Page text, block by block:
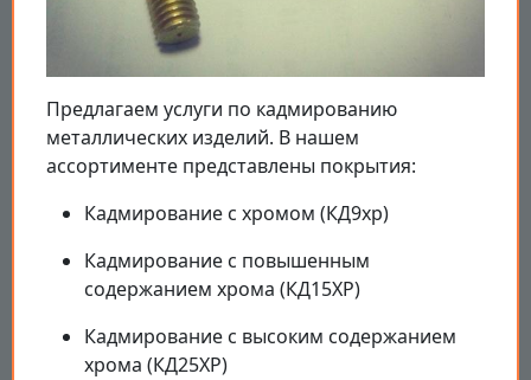
Предлагаем услуги по кадмированию
металлических изделий. В нашем
ассортименте представлены покрытия:
Кадмирование с хромом (КД9хр)
Кадмирование с повышенным
содержанием хрома (КД15ХР)
Кадмирование с высоким содержанием
хрома (КД25ХР)